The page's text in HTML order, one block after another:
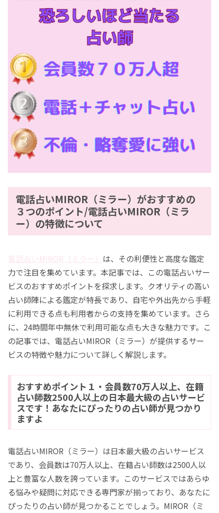
電話占いMIROR（ミラー）がおすすめの
３つのポイント/電話占いMIROR（ミラ
ー）の特徴について
電話占いMIROR（ミラー） は、その利便性と高度な鑑定
力で注目を集めています。本記事では、この電話占いサー
ビスのおすすめポイントを探求します。クオリティの高い
占い師陣による鑑定が特長であり、自宅や外出先から手軽
に利用できる点も利用者からの支持を集めています。さら
に、24時間年中無休で利用可能な点も大きな魅力です。こ
の記事では、電話占いMIROR（ミラー）が提供するサー
ビスの特徴や魅力について詳しく解説します。
おすすめポイント１・会員数70万人以上、在籍
占い師数2500人以上の日本最大級の占いサービ
スです！あなたにぴったりの占い師が見つかり
ますよ
電話占いMIROR（ミラー）は日本最大級の占いサービス
であり、会員数は70万人以上、在籍占い師数は2500人以
上と豊富な人数を誇っています。このサービスではあらゆ
る悩みや疑問に対応できる専門家が揃っており、あなたに
ぴったりの占い師が見つかることでしょう。MIROR（ミ